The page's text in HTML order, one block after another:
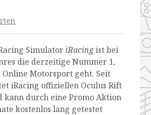
Simulator iRacingist bei
die derzeitige Nummer 1,
Online Motorsport geht. Seit
iRacing offiziellen Oculus Rift
kann durch eine Promo Aktion
kostenlos lang getestet